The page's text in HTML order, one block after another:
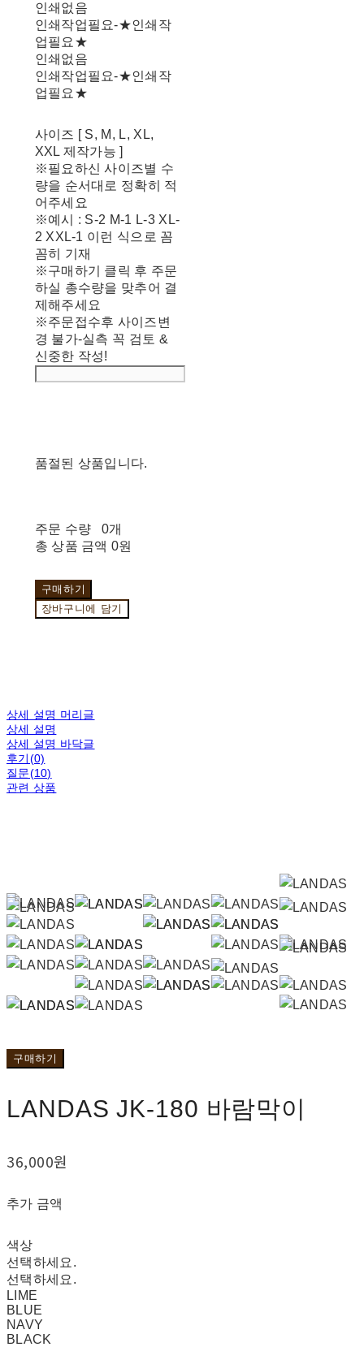
인쇄없음
인쇄작업필요-★인쇄작
업필요★
인쇄없음
인쇄작업필요-★인쇄작
업필요★
사이즈 [ S, M, L, XL,
XXL 제작가능 ]
※필요하신 사이즈별 수
량을 순서대로 정확히 적
어주세요
※예시 : S-2 M-1 L-3 XL-
2 XXL-1 이런 식으로 꼼
꼼히 기재
※구매하기 클릭 후 주문
하실 총수량을 맞추어 결
제해주세요
※주문접수후 사이즈변
경 불가-실측 꼭 검토 &
신중한 작성!
품절된 상품입니다.
주문 수량
0개
총 상품 금액 0원
구매하기
장바구니에 담기
상세 설명 머리글
상세 설명
상세 설명 바닥글
후기(0)
질문(10)
관련 상품
구매하기
LANDAS JK-180 바람막이
36,000원
추가 금액
색상
선택하세요.
선택하세요.
LIME
BLUE
NAVY
BLACK